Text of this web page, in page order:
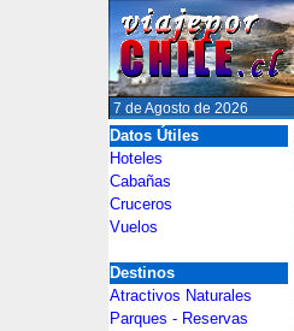
7 de Agosto de 2026
Datos Útiles
Hoteles
Cabañas
Cruceros
Vuelos
Destinos
Atractivos Naturales
Parques - Reservas